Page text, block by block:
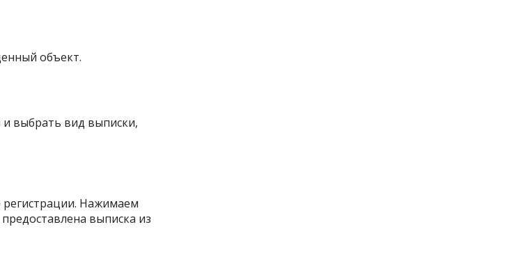
объект.
и выбрать вид выписки,
регистрации. Нажимаем
выписка из